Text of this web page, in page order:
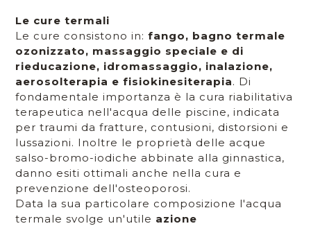
Le cure termali
Le cure consistono in: fango, bagno termale
ozonizzato, massaggio speciale e di
rieducazione, idromassaggio, inalazione,
aerosolterapia e fisiokinesiterapia. Di
fondamentale importanza è la cura riabilitativa
terapeutica nell'acqua delle piscine, indicata
per traumi da fratture, contusioni, distorsioni e
lussazioni. Inoltre le proprietà delle acque
salso-bromo-iodiche abbinate alla ginnastica,
danno esiti ottimali anche nella cura e
prevenzione dell'osteoporosi.
Data la sua particolare composizione l'acqua
termale svolge un'utile azione